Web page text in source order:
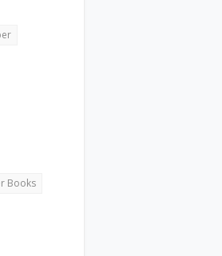
Books